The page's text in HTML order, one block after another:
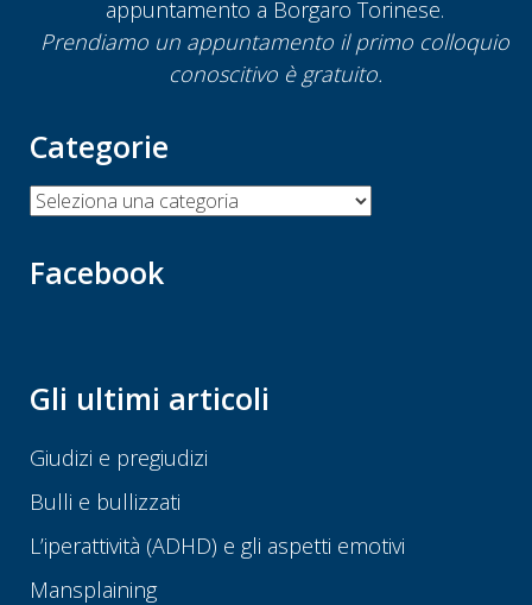
appuntamento a Borgaro Torinese.
Prendiamo un appuntamento il primo colloquio
conoscitivo è gratuito.
Categorie
Categorie
Facebook
Gli ultimi articoli
Giudizi e pregiudizi
Bulli e bullizzati
L’iperattività (ADHD) e gli aspetti emotivi
Mansplaining